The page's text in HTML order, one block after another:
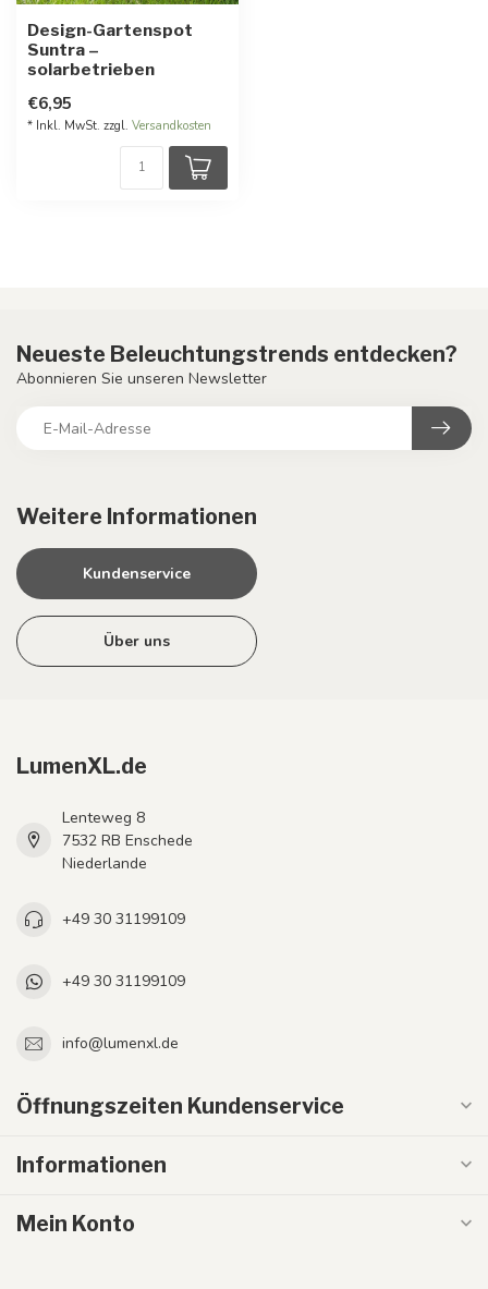
Design-Gartenspot
Suntra –
solarbetrieben
€6,95
* Inkl. MwSt. zzgl. Versandkosten
Weitere Informationen
Kundenservice
Über uns
Neueste Beleuchtungstrends entdecken?
Abonnieren Sie unseren Newsletter
LumenXL.de
Lenteweg 8
7532 RB Enschede
Niederlande
+49 30 31199109
+49 30 31199109
info@lumenxl.de
Öffnungszeiten Kundenservice
Informationen
Mein Konto